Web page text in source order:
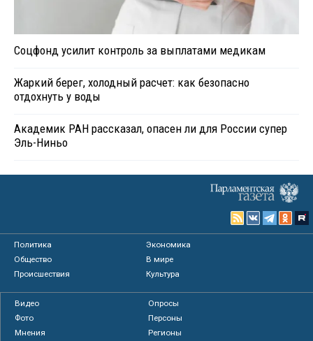
Соцфонд усилит контроль за выплатами медикам
Жаркий берег, холодный расчет: как безопасно
отдохнуть у воды
Академик РАН рассказал, опасен ли для России супер
Эль-Ниньо
Политика
Экономика
Общество
В мире
Происшествия
Культура
Видео
Опросы
Фото
Персоны
Мнения
Регионы